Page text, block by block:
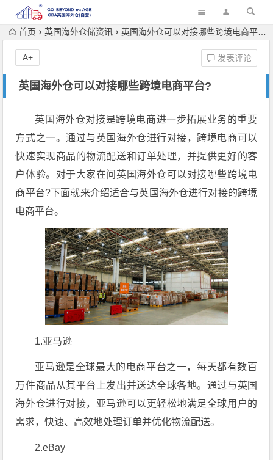
首页 英国海外仓储资讯 英国海外仓可以对接哪些跨境电商平台?
英国海外仓可以对接哪些跨境电商平台?
发表评论
A+
英国海外仓对接是跨境电商进一步拓展业务的重要
方式之一。通过与英国海外仓进行对接，跨境电商可以
快速实现商品的物流配送和订单处理，并提供更好的客
户体验。对于大家在问英国海外仓可以对接哪些跨境电
商平台?下面就来介绍适合与英国海外仓进行对接的跨境
电商平台。
1.亚马逊
亚马逊是全球最大的电商平台之一，每天都有数百
万件商品从其平台上发出并送达全球各地。通过与英国
海外仓进行对接，亚马逊可以更轻松地满足全球用户的
需求，快速、高效地处理订单并优化物流配送。
2.eBay